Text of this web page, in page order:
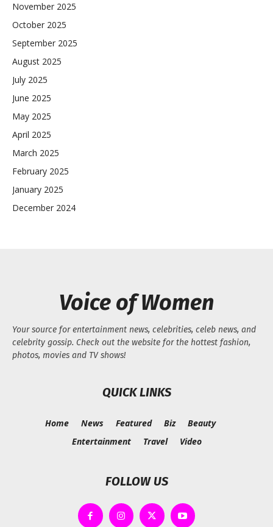
November 2025
October 2025
September 2025
August 2025
July 2025
June 2025
May 2025
April 2025
March 2025
February 2025
January 2025
December 2024
Voice of Women
Your source for entertainment news, celebrities, celeb news, and
celebrity gossip. Check out the website for the hottest fashion,
photos, movies and TV shows!
QUICK LINKS
Home News Featured Biz
Beauty
Entertainment
Travel Video
FOLLOW US